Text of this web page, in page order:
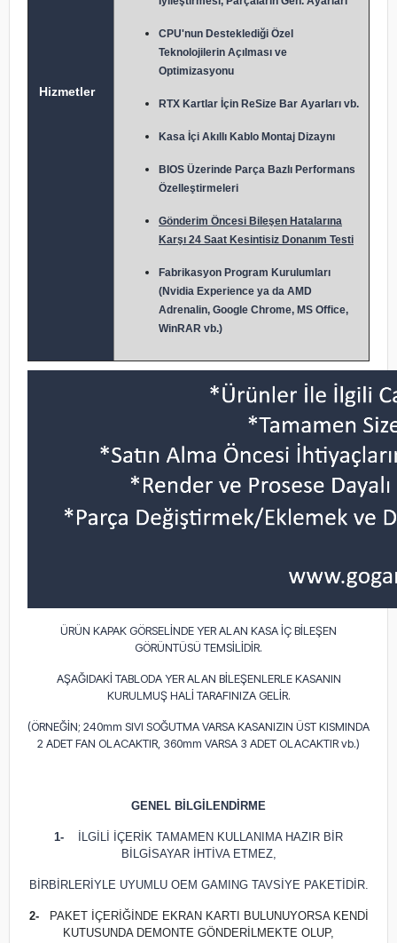
Hizmetler
CPU'nun Desteklediği Özel
Teknolojilerin Açılması ve
Optimizasyonu
RTX Kartlar İçin ReSize Bar Ayarları vb.
Kasa İçi Akıllı Kablo Montaj Dizaynı
BIOS Üzerinde Parça Bazlı Performans
Özelleştirmeleri
Gönderim Öncesi Bileşen Hatalarına
Karşı 24 Saat Kesintisiz Donanım Testi
Fabrikasyon Program Kurulumları
(Nvidia Experience ya da AMD
Adrenalin, Google Chrome, MS Office,
WinRAR vb.)
ÜRÜN KAPAK GÖRSELİNDE YER ALAN KASA İÇ BİLEŞEN
GÖRÜNTÜSÜ TEMSİLİDİR.
AŞAĞIDAKİ TABLODA YER ALAN BİLEŞENLERLE KASANIN
KURULMUŞ HALİ TARAFINIZA GELİR.
(ÖRNEĞİN; 240mm SIVI SOĞUTMA VARSA KASANIZIN ÜST KISMINDA
2 ADET FAN OLACAKTIR, 360mm VARSA 3 ADET OLACAKTIR vb.)
GENEL BİLGİLENDİRME
1-
İLGİLİ İÇERİK TAMAMEN KULLANIMA HAZIR BİR
BİLGİSAYAR İHTİVA ETMEZ,
BİRBİRLERİYLE UYUMLU OEM GAMING TAVSİYE PAKETİDİR.
2-
PAKET İÇERİĞİNDE EKRAN KARTI BULUNUYORSA KENDİ
KUTUSUNDA DEMONTE GÖNDERİLMEKTE OLUP,